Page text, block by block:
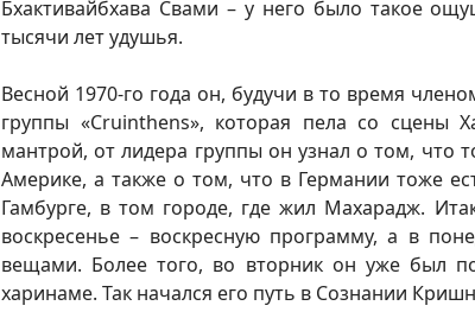
Бхактивайбхава Свами – у него было такое
тысячи лет удушья.
Весной 1970-го года он, будучи в то время
группы «Сruinthens», которая пела со сцены
мантрой, от лидера группы он узнал о том, что
Америке, а также о том, что в Германии тоже
Гамбурге, в том городе, где жил Махарадж.
воскресенье – воскресную программу, а в
вещами. Более того, во вторник он уже был
харинаме. Так начался его путь в Сознании